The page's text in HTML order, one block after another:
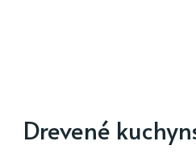
Drevené